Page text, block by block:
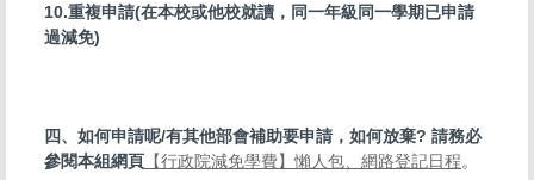
10.重複申請(在本校或他校就讀，同一年級同一學期已申請
過減免)
四、如何申請呢/有其他部會補助要申請，如何放棄? 請務必
參閱本組網頁 【行政院減免學費】懶人包、網路登記日程。